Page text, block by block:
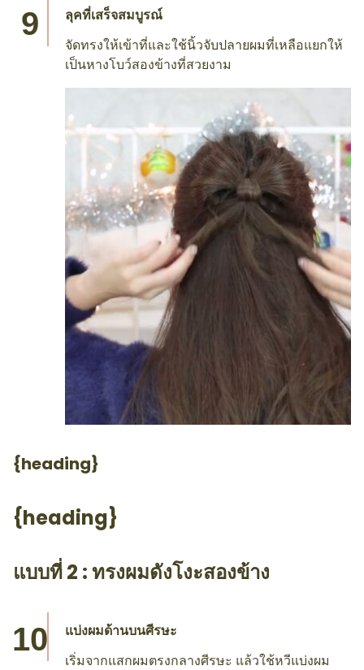
ลุคที่เสร็จสมบูรณ์
จัดทรงให้เข้าที่และใช้นิ้วจับปลายผมที่เหลือแยกให้
เป็นหางโบว์สองข้างที่สวยงาม
{heading}
{heading}
แบบที่ 2 : ทรงผมดังโงะสองข้าง
แบ่งผมด้านบนศีรษะ
เริ่มจากแสกผมตรงกลางศีรษะ แล้วใช้หวีแบ่งผม